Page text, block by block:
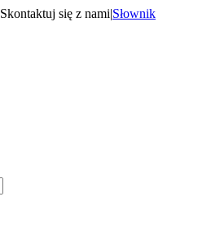
Skontaktuj się z nami|Słownik